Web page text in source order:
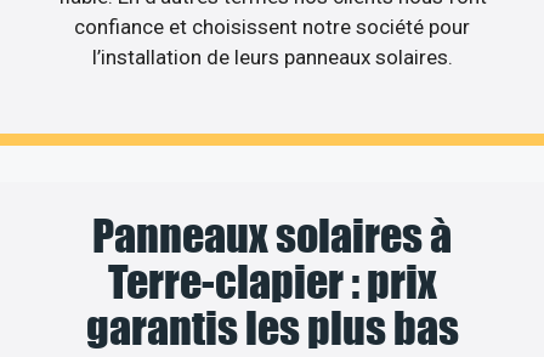
confiance et choisissent notre société pour
l’installation de leurs panneaux solaires.
Panneaux solaires à
Terre-clapier : prix
garantis les plus bas